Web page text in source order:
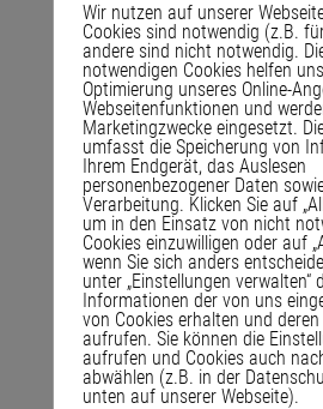
Wir nutzen auf unserer
Cookies sind notwendig (z.B.
andere sind nicht notwendig.
notwendigen Cookies helfen
Optimierung unseres Online-
Webseitenfunktionen und
Marketingzwecke eingesetzt.
umfasst die Speicherung von
Ihrem Endgerät, das Auslesen
personenbezogener Daten
Verarbeitung. Klicken Sie auf
um in den Einsatz von nicht
Cookies einzuwilligen oder auf
wenn Sie sich anders
unter „Einstellungen verwalten“
Informationen der von uns
von Cookies erhalten und
aufrufen. Sie können die
aufrufen und Cookies auch
abwählen (z.B. in der
unten auf unserer Webseite).